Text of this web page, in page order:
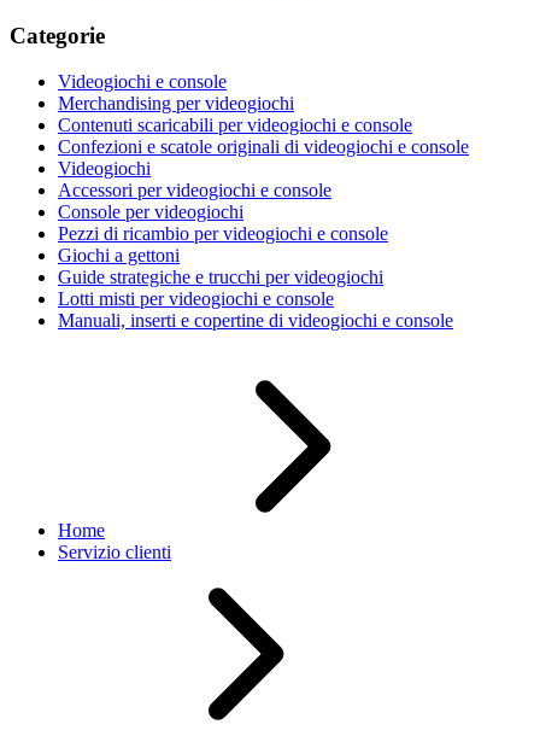
Categorie
Videogiochi e console
Merchandising per videogiochi
Contenuti scaricabili per videogiochi e console
Confezioni e scatole originali di videogiochi e console
Videogiochi
Accessori per videogiochi e console
Console per videogiochi
Pezzi di ricambio per videogiochi e console
Giochi a gettoni
Guide strategiche e trucchi per videogiochi
Lotti misti per videogiochi e console
Manuali, inserti e copertine di videogiochi e console
Home
Servizio clienti